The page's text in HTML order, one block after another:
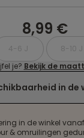
8,99 €
4-6 J 8-10 J
je? Bekijk de
in de
in de winkel
& omruilingen